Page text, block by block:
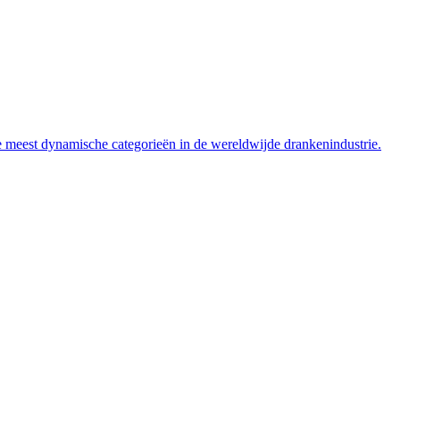
dynamische categorieën in de wereldwijde drankenindustrie.